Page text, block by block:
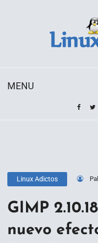
MENU
Linux Adictos
GIMP
nuevo